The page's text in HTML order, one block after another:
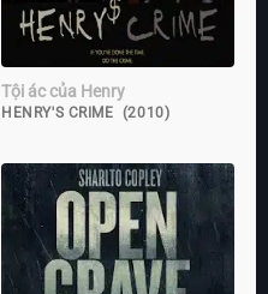
Tội ác của Henry
HENRY'S CRIME (2010)